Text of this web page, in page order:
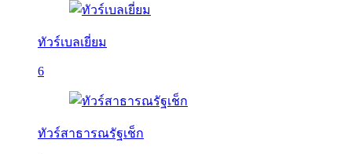
ทัวร์เบลเยี่ยม
6
ทัวร์สาธารณรัฐเช็ก